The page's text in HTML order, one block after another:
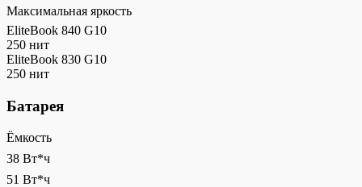
Максимальная яркость
EliteBook 840 G10
250 нит
EliteBook 830 G10
250 нит
Батарея
Ёмкость
38 Вт*ч
51 Вт*ч